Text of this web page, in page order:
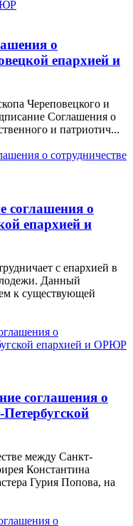
о
епархией и
Череповецкого и
Соглашения о
и патриотич...
соглашения о
епархией и
с епархией в
Данный
к существующей
соглашения о
между Санкт-
Константина
Гурия Попова, на